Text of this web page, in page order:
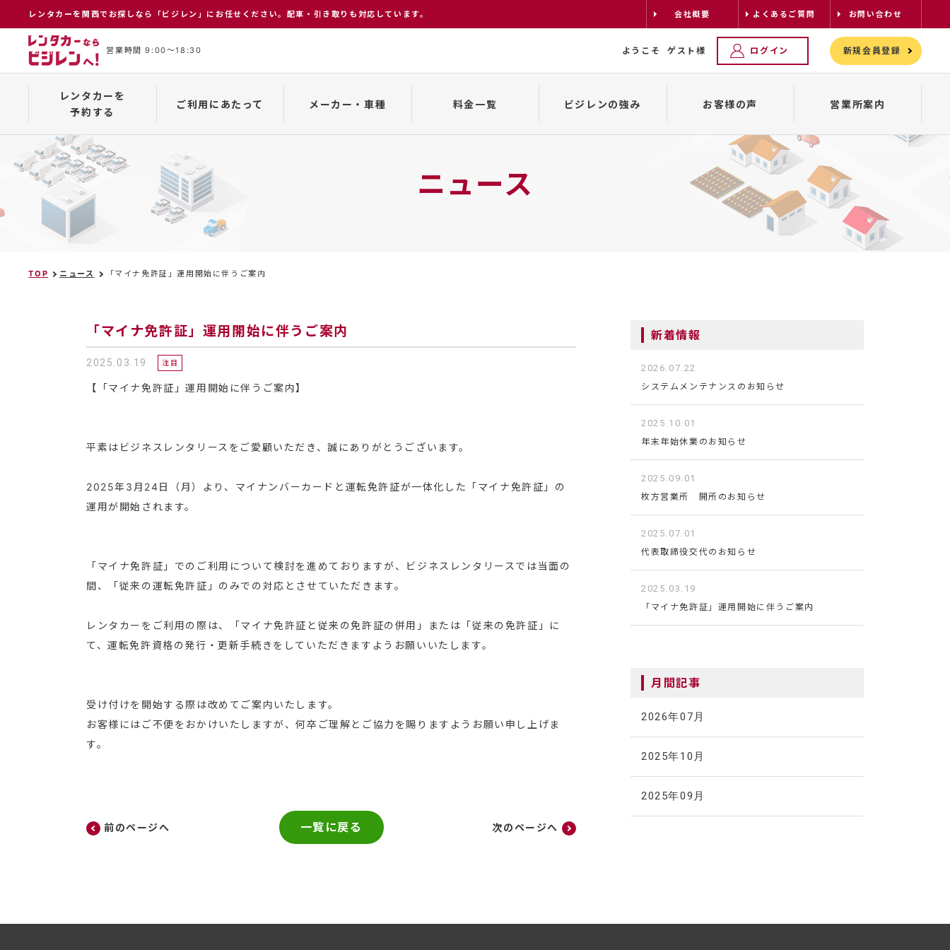
レンタカーを関⻄でお探しなら「ビジレン」にお任せください。配⾞・引き取りも対応しています。 会社概要 よくあるご質問 お問い合わせ
営業時間 9:00〜18:30 ようこそ ゲスト様 ログイン 新規会員登録
レンタカーを
予約する
インターネット予約について レンタカーの配車について
ご利用にあたって
保険補償制度
メーカー・車種
メーカー一覧
料金一覧 ビジレンの強み お客様の声 営業所案内
ニュース
TOP ニュース 「マイナ免許証」運用開始に伴うご案内
「マイナ免許証」運用開始に伴うご案内
2025.03.19 注目
【「マイナ免許証」運用開始に伴うご案内】
平素はビジネスレンタリースをご愛顧いただき、誠にありがとうございます。
2025年3月24日（月）より、マイナンバーカードと運転免許証が一体化した「マイナ免許証」の
運用が開始されます。
「マイナ免許証」でのご利用について検討を進めておりますが、ビジネスレンタリースでは当面の
間、「従来の運転免許証」のみでの対応とさせていただきます。
レンタカーをご利用の際は、「マイナ免許証と従来の免許証の併用」または「従来の免許証」に
て、運転免許資格の発行・更新手続きをしていただきますようお願いいたします。
受け付けを開始する際は改めてご案内いたします。
お客様にはご不便をおかけいたしますが、何卒ご理解とご協力を賜りますようお願い申し上げま
す。
前のページへ 一覧に戻る 次のページへ
新着情報
2026.07.22
システムメンテナンスのお知らせ
2025.10.01
年末年始休業のお知らせ
2025.09.01
枚方営業所 開所のお知らせ
2025.07.01
代表取締役交代のお知らせ
2025.03.19
「マイナ免許証」運用開始に伴うご案内
月間記事
2026年07月
2025年10月
2025年09月